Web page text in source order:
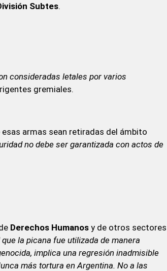
Subtes.
consideradas letales por varios
gremiales.
armas sean retiradas del ámbito
no debe ser garantizada con actos de
Derechos Humanos y de otros sectores
la picana fue utilizada de manera
implica una regresión inadmisible
más tortura en Argentina. No a las